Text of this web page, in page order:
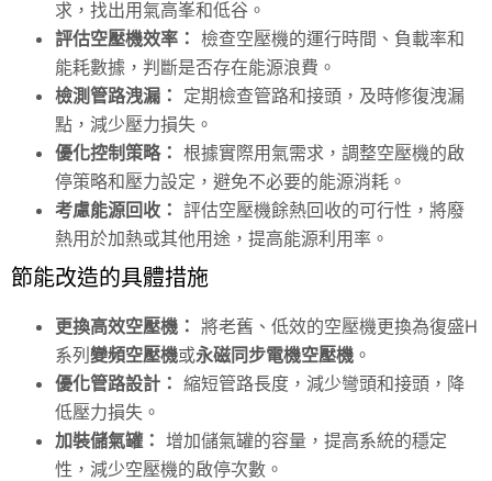
求，找出用氣高峯和低谷。
評估空壓機效率： 檢查空壓機的運行時間、負載率和
能耗數據，判斷是否存在能源浪費。
檢測管路洩漏： 定期檢查管路和接頭，及時修復洩漏
點，減少壓力損失。
優化控制策略： 根據實際用氣需求，調整空壓機的啟
停策略和壓力設定，避免不必要的能源消耗。
考慮能源回收： 評估空壓機餘熱回收的可行性，將廢
熱用於加熱或其他用途，提高能源利用率。
節能改造的具體措施
更換高效空壓機： 將老舊、低效的空壓機更換為復盛H
系列變頻空壓機或永磁同步電機空壓機 。
優化管路設計： 縮短管路長度，減少彎頭和接頭，降
低壓力損失。
加裝儲氣罐： 增加儲氣罐的容量，提高系統的穩定
性，減少空壓機的啟停次數。